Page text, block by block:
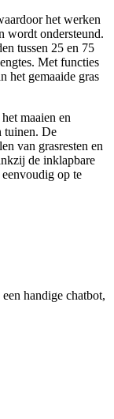
het werken
wordt ondersteund.
tussen 25 en 75
Met functies
het gemaaide gras
maaien en
tuinen. De
van grasresten en
de inklapbare
op te
handige chatbot,